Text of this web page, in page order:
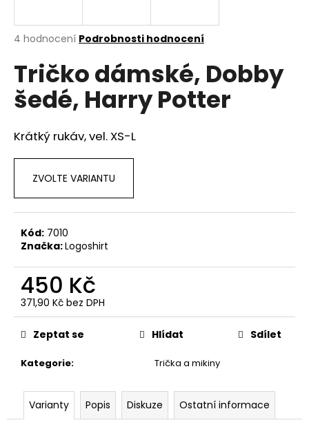
Průměrné
produktu
4,0
z
hvězdiček.
4 hodnocení Podrobnosti hodnocení
Tričko dámské, Dobby
šedé, Harry Potter
Krátký rukáv, vel. XS-L
ZVOLTE VARIANTU
Kód: 7010
Značka:Logoshirt
450 Kč
371,90 Kč bez DPH
Měrná
cena:
Kategorie: Trička a mikiny
Zeptat se Hlídat Sdílet
Varianty Popis Diskuze Ostatní informace
j
t
?
HLEDAT
o
p
o
u
č
u
e
m